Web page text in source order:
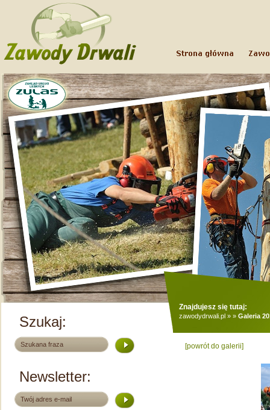
Szukaj:
Newsletter:
Znajdujesz się tutaj:
zawodydrwali.pl » » Galeria
[powrót do galerii]